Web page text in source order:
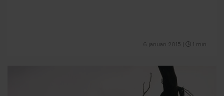
6 januari 2015 1 min